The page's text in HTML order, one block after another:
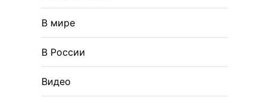
В мире
В России
Видео